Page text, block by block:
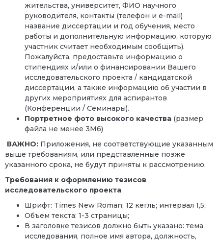
жительства, университет, ФИО научного
руководителя, контакты (телефон и e-mail)
название диссертации и год обучения, место
работы и дополнительную информацию, которую
участник считает необходимым сообщить).
Пожалуйста, предоставьте информацию о
стипендиях и/или о финансировании Вашего
исследовательского проекта / кандидатской
диссертации, а также информацию об участии в
других мероприятиях для аспирантов
(Конференции / Семинары).
Портретное фото высокого качества (размер
файла не менее 3Мб)
ВАЖНО: Приложения, не соответствующие указанным
выше требованиям, или представленные позже
указанного срока, не будут приняты к рассмотрению.
Требования к оформлению тезисов
исследовательского проекта
Шрифт: Times New Roman; 12 кегль; интервал 1,5;
Объем текста: 1-3 страницы;
В заголовке тезисов должно быть указано: тема
исследования, полное имя автора, должность,